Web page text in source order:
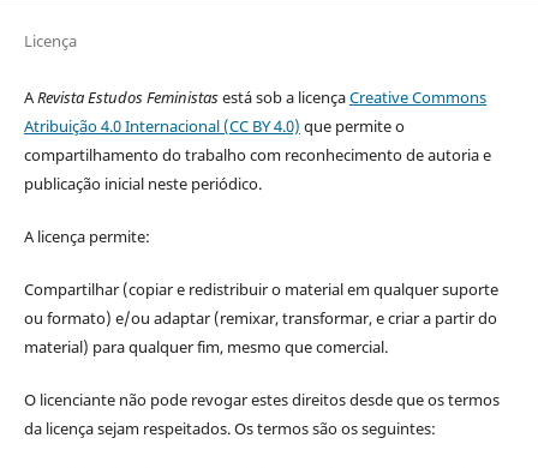
Licença
ARevista Estudos Feministasestá sob a licençaCreative Commons
Atribuição 4.0 Internacional (CC BY 4.0) que permite o
compartilhamento do trabalho com reconhecimento de autoria e
publicação inicial neste periódico.
A licença permite:
Compartilhar (copiar e redistribuir o material em qualquer suporte
ou formato) e/ou adaptar (remixar, transformar, e criar a partir do
material) para qualquer fim, mesmo que comercial.
O licenciante não pode revogar estes direitos desde que os termos
da licença sejam respeitados. Os termos são os seguintes: